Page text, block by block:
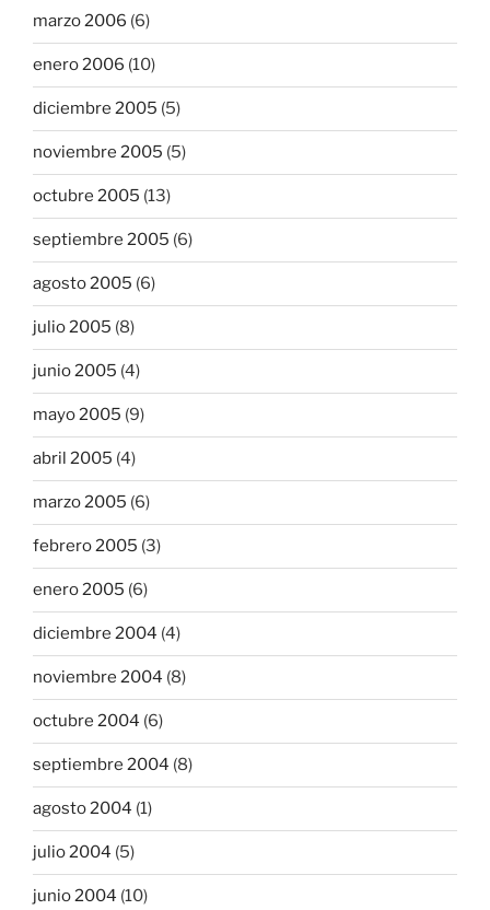
marzo 2006 (6)
enero 2006 (10)
diciembre 2005 (5)
noviembre 2005 (5)
octubre 2005 (13)
septiembre 2005 (6)
agosto 2005 (6)
julio 2005 (8)
junio 2005 (4)
mayo 2005 (9)
abril 2005 (4)
marzo 2005 (6)
febrero 2005 (3)
enero 2005 (6)
diciembre 2004 (4)
noviembre 2004 (8)
octubre 2004 (6)
septiembre 2004 (8)
agosto 2004 (1)
julio 2004 (5)
junio 2004 (10)